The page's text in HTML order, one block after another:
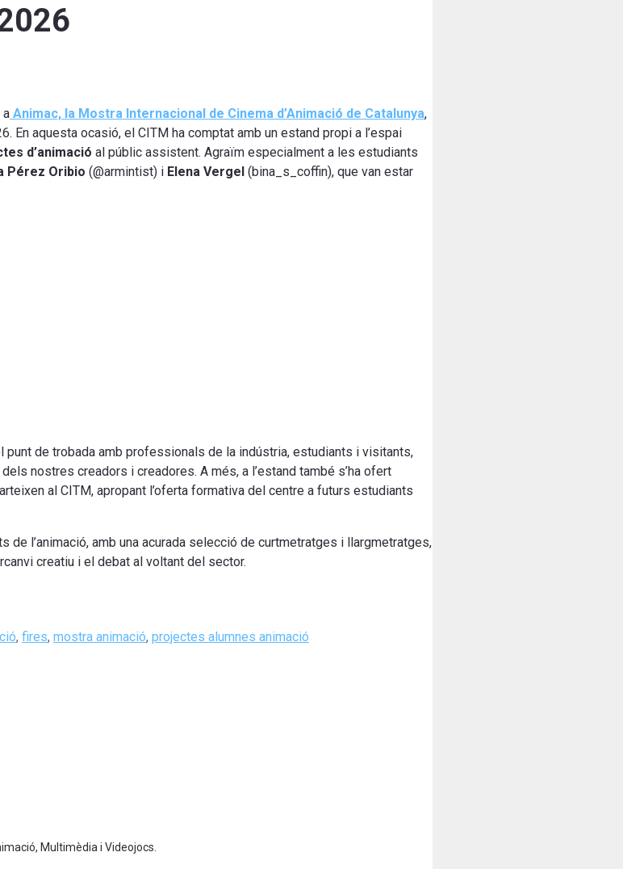
a Animac, la Mostra Internacional de Cinema d’Animació de Catalunya,
aquesta ocasió, el CITM ha comptat amb un estand propi a l’espai
d’animació al públic assistent. Agraïm especialment a les estudiants
Pérez Oribio (@armintist) i Elena Vergel (bina_s_coffin), que van estar
de trobada amb professionals de la indústria, estudiants i visitants,
nostres creadors i creadores. A més, a l’estand també s’ha ofert
al CITM, apropant l’oferta formativa del centre a futurs estudiants
l’animació, amb una acurada selecció de curtmetratges i llargmetratges,
creatiu i el debat al voltant del sector.
, fires, mostra animació, projectes alumnes animació
Multimèdia i Videojocs.